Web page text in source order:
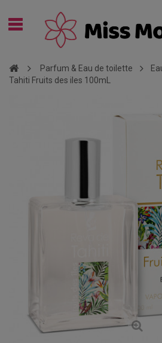
Parfum & Eau de toilette
Tahiti Fruits des iles 100mL